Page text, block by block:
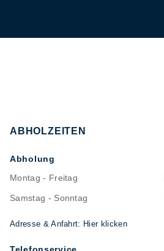
ABHOLZEITEN
Abholung
Montag - Freitag
Samstag - Sonntag
Adresse & Anfahrt: Hier klicken